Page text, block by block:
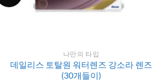
나만의 타입
데일리스 토탈원 워터렌즈 강소라 렌즈
(30개들이)